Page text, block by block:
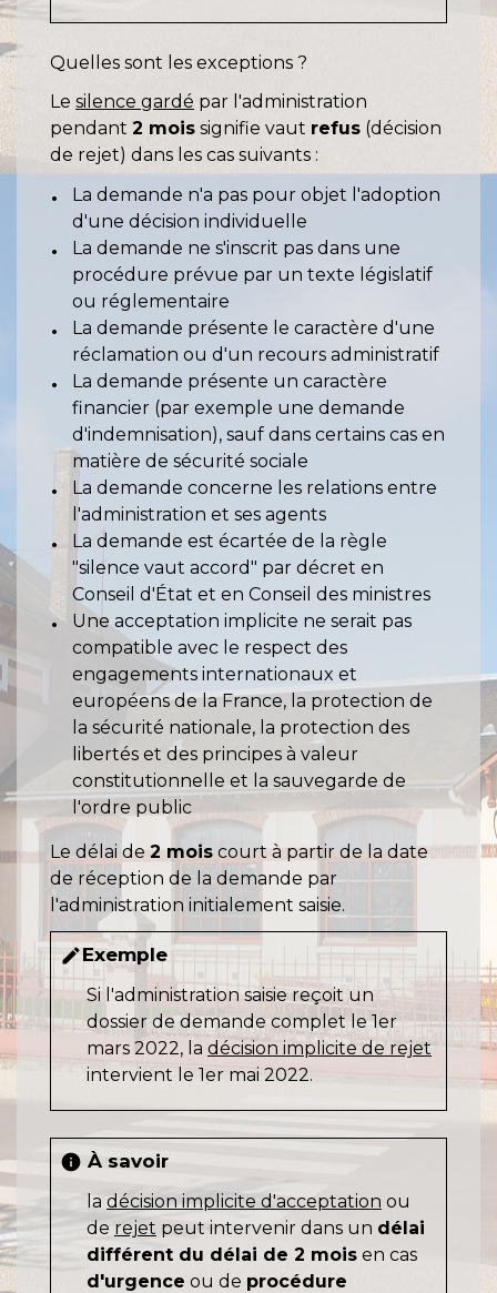
Quelles sont les exceptions ?
Le silence gardé par l'administration
pendant 2 mois signifie vaut refus (décision
de rejet) dans les cas suivants :
La demande n'a pas pour objet l'adoption
d'une décision individuelle
La demande ne s'inscrit pas dans une
procédure prévue par un texte législatif
ou réglementaire
La demande présente le caractère d'une
réclamation ou d'un recours administratif
La demande présente un caractère
financier (par exemple une demande
d'indemnisation), sauf dans certains cas en
matière de sécurité sociale
La demande concerne les relations entre
l'administration et ses agents
La demande est écartée de la règle
"silence vaut accord" par décret en
Conseil d'État et en Conseil des ministres
Une acceptation implicite ne serait pas
compatible avec le respect des
engagements internationaux et
européens de la France, la protection de
la sécurité nationale, la protection des
libertés et des principes à valeur
constitutionnelle et la sauvegarde de
l'ordre public
Le délai de2 mois court à partir de la date
de réception de la demande par
l'administration initialement saisie.
editExemple
Si l'administration saisie reçoit un
dossier de demande complet le 1er
mars 2022, la décision implicite de rejet
intervient le 1er mai 2022.
info À savoir
la décision implicite d'acceptation ou
de rejet peut intervenir dans un délai
différent du délai de 2 mois en cas
d'urgence ou de procédure